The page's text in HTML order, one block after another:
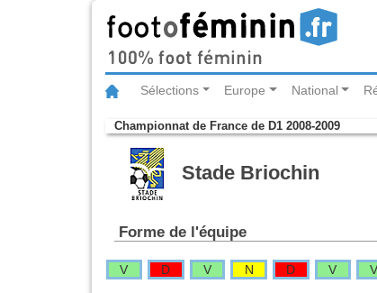
Sélections Europe National
Championnat de France de D1 2008-2009
Stade Briochin
Forme de l'équipe
V D V N D V V